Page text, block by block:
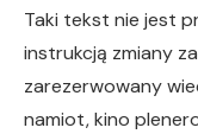
Taki tekst nie jest
instrukcją zmiany
zarezerwowany
namiot, kino